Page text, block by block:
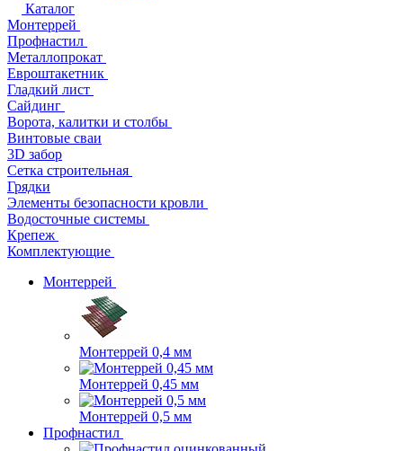
Каталог
Монтеррей
Профнастил
Металлопрокат
Евроштакетник
Гладкий лист
Сайдинг
Ворота, калитки и столбы
Винтовые сваи
3D забор
Сетка строительная
Грядки
Элементы безопасности кровли
Водосточные системы
Крепеж
Комплектующие
Монтеррей
Монтеррей 0,4 мм
Монтеррей 0,45 мм
Монтеррей 0,5 мм
Профнастил